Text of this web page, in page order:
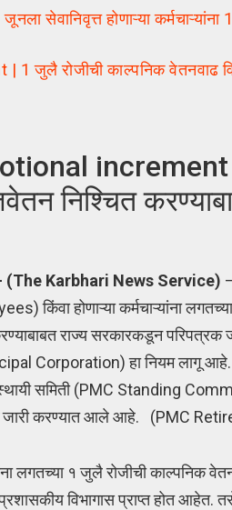
होणाऱ्या कर्मचाऱ्यांना
रोजीची काल्पनिक वेतनवाढ
increment
निश्चित
Karbhari News Service)
किंवा होणाऱ्या कर्मचाऱ्यांना
राज्य सरकारकडून परिपत्रक
Corporation) हा नियम लागू
समिती (PMC Standing
जारी करण्यात आले आहे. (PMC
लगतच्या १ जुलै रोजीची काल्पनिक
विभागास प्राप्त होत आहेत.